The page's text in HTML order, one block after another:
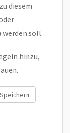
diesem
soll.
hinzu,
Speichern .